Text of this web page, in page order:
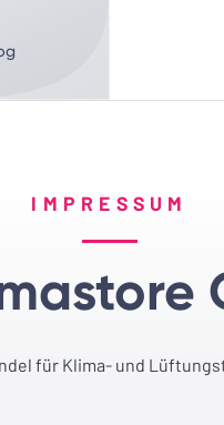
IMPRESSUM
für Klima- und